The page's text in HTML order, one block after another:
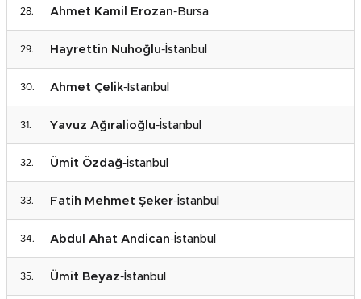
Ahmet Kamil Erozan-Bursa
Hayrettin Nuhoğlu-İstanbul
Ahmet Çelik-İstanbul
Yavuz Ağıralioğlu-İstanbul
Ümit Özdağ-İstanbul
Fatih Mehmet Şeker-İstanbul
Abdul Ahat Andican-İstanbul
Ümit Beyaz-İstanbul